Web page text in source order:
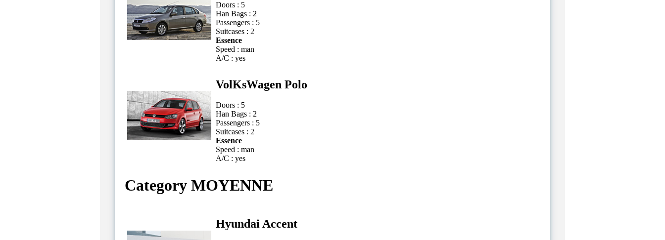
Doors : 5
Han Bags : 2
Passengers : 5
Suitcases : 2
Essence
Speed : man
A/C : yes
VolKsWagen Polo
Doors : 5
Han Bags : 2
Passengers : 5
Suitcases : 2
Essence
Speed : man
A/C : yes
Category MOYENNE
Hyundai Accent